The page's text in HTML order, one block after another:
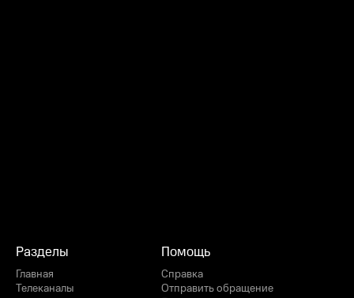
Разделы
Главная
Телеканалы
Помощь
Справка
Отправить обращение